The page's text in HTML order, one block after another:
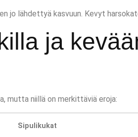
jo lähdettyä kasvuun. Kevyt
ja
mutta niillä on merkittäviä eroja:
Sipulikukat